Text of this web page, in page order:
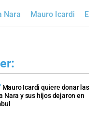
Nara Mauro Icardi
Mauro Icardi quiere donar las
Nara y sus hijos dejaron en